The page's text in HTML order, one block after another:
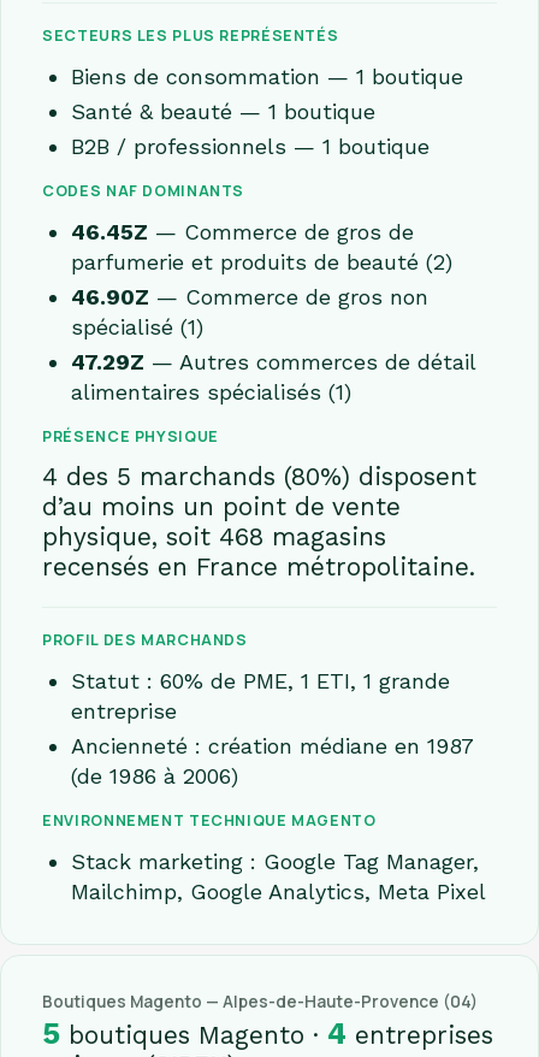
SECTEURS LES PLUS REPRÉSENTÉS
Biens de consommation — 1 boutique
Santé & beauté — 1 boutique
B2B / professionnels — 1 boutique
CODES NAF DOMINANTS
46.45Z — Commerce de gros de
parfumerie et produits de beauté (2)
46.90Z — Commerce de gros non
spécialisé (1)
47.29Z — Autres commerces de détail
alimentaires spécialisés (1)
PRÉSENCE PHYSIQUE
4 des 5 marchands (80%) disposent
d’au moins un point de vente
physique, soit 468 magasins
recensés en France métropolitaine.
PROFIL DES MARCHANDS
Statut : 60% de PME, 1 ETI, 1 grande
entreprise
Ancienneté : création médiane en 1987
(de 1986 à 2006)
ENVIRONNEMENT TECHNIQUE MAGENTO
Stack marketing : Google Tag Manager,
Mailchimp, Google Analytics, Meta Pixel
Boutiques Magento — Alpes-de-Haute-Provence (04)
5 boutiques Magento · 4 entreprises